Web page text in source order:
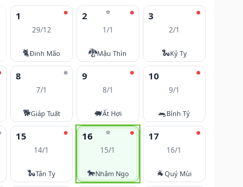
1
29/12
🐈Đinh Mão
⭐
2
1/1
🐉Mậu Thìn
3
2/1
🐍Kỷ Tỵ
8
7/1
🐕Giáp Tuất
9
8/1
🐖Ất Hợi
10
9/1
🐀Bính Tý
15
14/1
🐍Tân Tỵ
⭐
16
15/1
🐎Nhâm Ngọ
17
16/1
🐐Quý Mùi